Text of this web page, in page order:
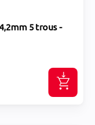
5 trous -